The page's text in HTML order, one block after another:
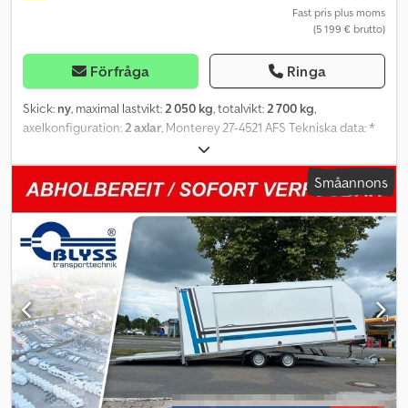
=.=.=.=.=.=.=.=.=.=.=.=.=.=.=.=.=.=.=.=.=.=.=.=.=.=.=.=.=.=.=.=. =.=.=.=.=.=.=.,
Finansiering eller leasing är möjligt. Besök oss också på Bilderna
behöver inte motsvara standardutrustningen, tekniska ändringar
(t.ex. däckstorlekar) förbehålls.
Fast pris plus moms
(5 199 € brutto)
Förfråga Ringa
Skick: ny, maximal lastvikt:2 050 kg, totalvikt:2 700 kg,
axelkonfiguration:2 axlar, Monterey 27-4521 AFS Tekniska data: *
Släptyp Monterey 27-4521 AFS * Totalvikt 2700 kg * Lastkapacitet
2050 kg * Invändiga mått L: 450 cm, B: 201 cm, H: 1 cm * Utvändiga
mått L: 598 cm, B: 218 cm, H: 82 cm * Lastningshöjd ca 59 cm *
Aluminiumramper 130 cm * Botten av perforerad aluminium,
mittparti öppet * Förankringspunkter i perforerad plåt * Ram av
stål, svetsad, varmgalvaniserad * Elsystem 13-poligt, 12 V * Däck
195/55R10C * Axeltillverkare AL-KO eller KNOTT * Antal axlar 2 *
Bromsad axel * Stödjok, standard * Stödklossar 2 * Spelvinch,
standard Vinklar i tippat läge: - Lastytan ca 8,0° respektive ca 14,1
% - Ramper (130 cm) ca 11,3° respektive ca 20,0 % Plus
registreringsbevis/COC-certifikat 49,99 € Alla priser inklusive
moms. Bilderna behöver inte motsvara standardutrustningen,
tekniska ändringar (t.ex. däckstorlekar) förbehålls. Leverans:
Leverans med transportfirma är möjligt, pris per
Småannons